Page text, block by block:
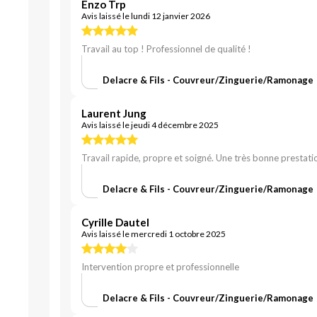
Enzo Trp
Avis laissé le lundi 12 janvier 2026
Travail au top ! Professionnel de qualité !
Delacre & Fils - Couvreur/Zinguerie/Ramonage
Laurent Jung
Avis laissé le jeudi 4 décembre 2025
Travail rapide, propre et soigné. Une très bonne
Delacre & Fils - Couvreur/Zinguerie/Ramonage
Cyrille Dautel
Avis laissé le mercredi 1 octobre 2025
Intervention propre et professionnelle
Delacre & Fils - Couvreur/Zinguerie/Ramonage